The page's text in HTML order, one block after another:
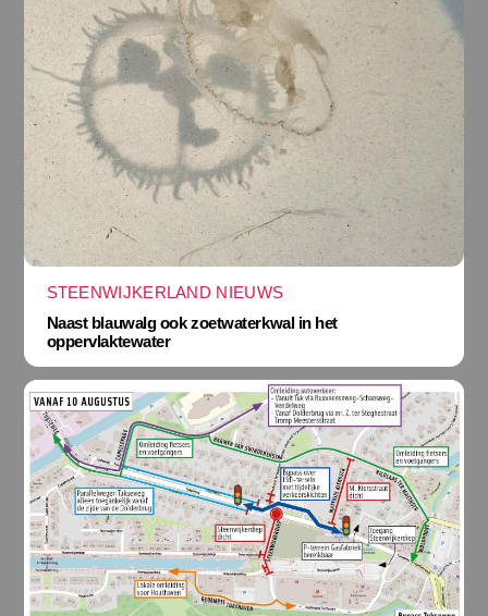
STEENWIJKERLAND NIEUWS
Naast blauwalg ook zoetwaterkwal in het
oppervlaktewater